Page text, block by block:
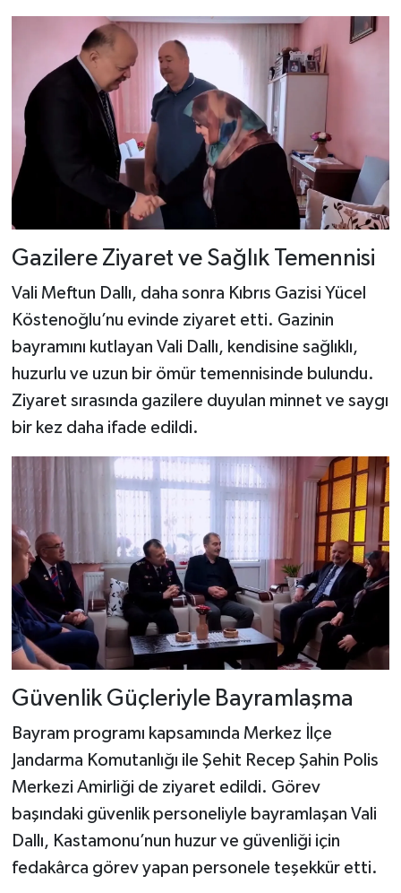
Gazilere Ziyaret ve Sağlık Temennisi
Vali Meftun Dallı, daha sonra Kıbrıs Gazisi Yücel
Köstenoğlu’nu evinde ziyaret etti. Gazinin
bayramını kutlayan Vali Dallı, kendisine sağlıklı,
huzurlu ve uzun bir ömür temennisinde bulundu.
Ziyaret sırasında gazilere duyulan minnet ve saygı
bir kez daha ifade edildi.
Güvenlik Güçleriyle Bayramlaşma
Bayram programı kapsamında Merkez İlçe
Jandarma Komutanlığı ile Şehit Recep Şahin Polis
Merkezi Amirliği de ziyaret edildi. Görev
başındaki güvenlik personeliyle bayramlaşan Vali
Dallı, Kastamonu’nun huzur ve güvenliği için
fedakârca görev yapan personele teşekkür etti.
Siyaset Haberleri
Dünya Haberleri
Yerel Haberler
Haber Arşivi